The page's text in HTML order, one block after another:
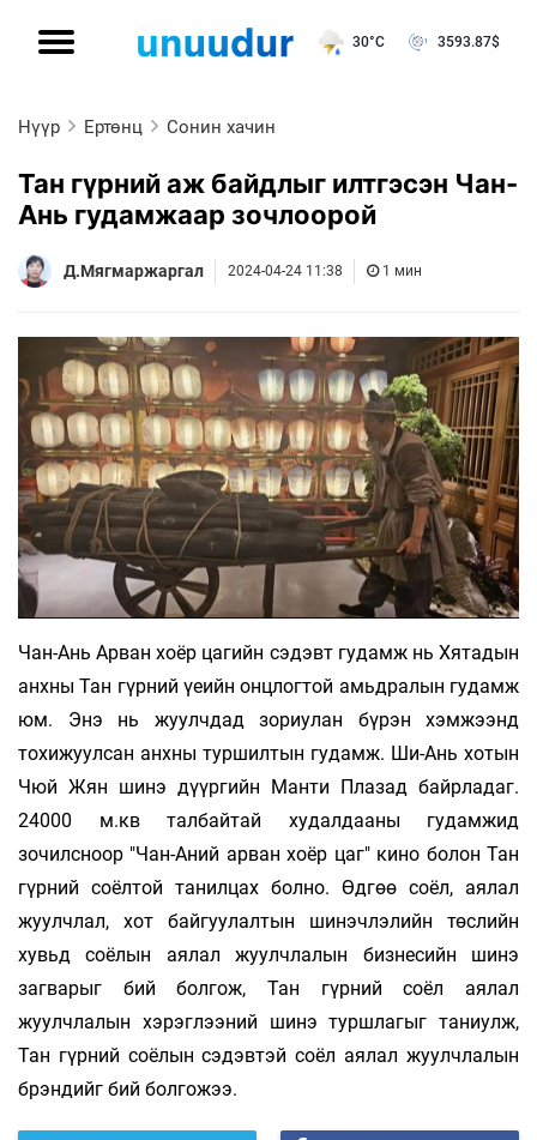
30°C 3593.87$
Нүүр Ертөнц Сонин хачин
Тан гүрний аж байдлыг илтгэсэн Чан-
Ань гудамжаар зочлоорой
Д.Мягмаржаргал 2024-04-24 11:38 1 мин
Чан-Ань Арван хоёр цагийн сэдэвт гудамж нь Хятадын
анхны Тан гүрний үеийн онцлогтой амьдралын гудамж
юм. Энэ нь жуулчдад зориулан бүрэн хэмжээнд
тохижуулсан анхны туршилтын гудамж. Ши-Ань хотын
Чюй Жян шинэ дүүргийн Манти Плазад байрладаг.
24000 м.кв талбайтай худалдааны гудамжид
зочилсноор "Чан-Аний арван хоёр цаг" кино болон Тан
гүрний соёлтой танилцах болно. Өдгөө соёл, аялал
жуулчлал, хот байгуулалтын шинэчлэлийн төслийн
хувьд соёлын аялал жуулчлалын бизнесийн шинэ
загварыг бий болгож, Тан гүрний соёл аялал
жуулчлалын хэрэглээний шинэ туршлагыг таниулж,
Тан гүрний соёлын сэдэвтэй соёл аялал жуулчлалын
брэндийг бий болгожээ.